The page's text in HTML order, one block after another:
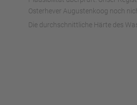
Osterhever Augustenkoog noch
Die durchschnittliche Härte des